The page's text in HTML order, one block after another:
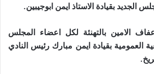
بقيادة الاستاذ ايمن ابوجيبين.
الامين بالتهنئة لكل اعضاء المجلس
العمومية بقيادة ايمن مبارك رئيس النادي